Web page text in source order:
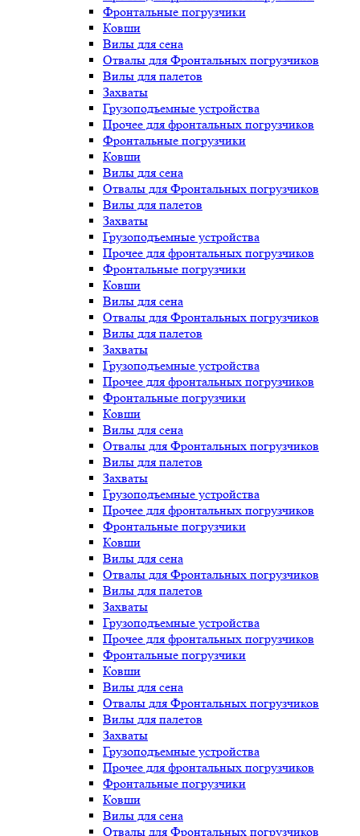
Фронтальные погрузчики
Ковши
Вилы для сена
Отвалы для Фронтальных погрузчиков
Вилы для палетов
Захваты
Грузоподъемные устройства
Прочее для фронтальных погрузчиков
Фронтальные погрузчики
Ковши
Вилы для сена
Отвалы для Фронтальных погрузчиков
Вилы для палетов
Захваты
Грузоподъемные устройства
Прочее для фронтальных погрузчиков
Фронтальные погрузчики
Ковши
Вилы для сена
Отвалы для Фронтальных погрузчиков
Вилы для палетов
Захваты
Грузоподъемные устройства
Прочее для фронтальных погрузчиков
Фронтальные погрузчики
Ковши
Вилы для сена
Отвалы для Фронтальных погрузчиков
Вилы для палетов
Захваты
Грузоподъемные устройства
Прочее для фронтальных погрузчиков
Фронтальные погрузчики
Ковши
Вилы для сена
Отвалы для Фронтальных погрузчиков
Вилы для палетов
Захваты
Грузоподъемные устройства
Прочее для фронтальных погрузчиков
Фронтальные погрузчики
Ковши
Вилы для сена
Отвалы для Фронтальных погрузчиков
Вилы для палетов
Захваты
Грузоподъемные устройства
Прочее для фронтальных погрузчиков
Фронтальные погрузчики
Ковши
Вилы для сена
Отвалы для Фронтальных погрузчиков